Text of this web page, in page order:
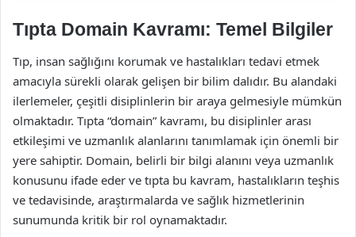
Tıpta Domain Kavramı: Temel Bilgiler
Tıp, insan sağlığını korumak ve hastalıkları tedavi etmek
amacıyla sürekli olarak gelişen bir bilim dalıdır. Bu alandaki
ilerlemeler, çeşitli disiplinlerin bir araya gelmesiyle mümkün
olmaktadır. Tıpta “domain” kavramı, bu disiplinler arası
etkileşimi ve uzmanlık alanlarını tanımlamak için önemli bir
yere sahiptir. Domain, belirli bir bilgi alanını veya uzmanlık
konusunu ifade eder ve tıpta bu kavram, hastalıkların teşhis
ve tedavisinde, araştırmalarda ve sağlık hizmetlerinin
sunumunda kritik bir rol oynamaktadır.